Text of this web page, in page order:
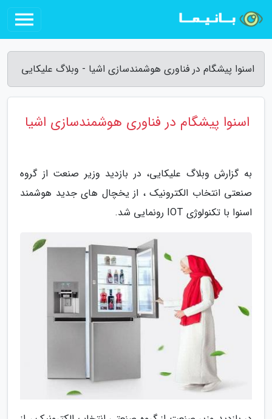
اسنوا پیشگام در فناوری هوشمندسازی اشیا - وبلاگ علیکایی
اسنوا پیشگام در فناوری هوشمندسازی اشیا
به گزارش وبلاگ علیکایی، در بازدید وزیر صنعت از گروه
صنعتی انتخاب الکترونیک ، از یخچال های جدید هوشمند
اسنوا با تکنولوژی IOT رونمایی شد.